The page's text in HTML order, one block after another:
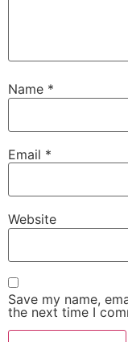
Name *
Email *
Website
Save my name,
the next time I